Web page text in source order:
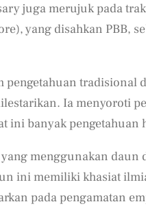
juga merujuk pada
yang disahkan PBB,
tradisional
Ia menyoroti
ini banyak
menggunakan
ini memiliki khasiat
pada pengamatan